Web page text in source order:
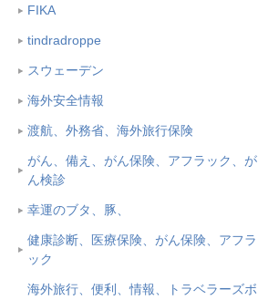
FIKA
tindradroppe
スウェーデン
海外安全情報
渡航、外務省、海外旅行保険
がん、備え、がん保険、アフラック、が
ん検診
幸運のブタ、豚、
健康診断、医療保険、がん保険、アフラ
ック
海外旅行、便利、情報、トラベラーズボ